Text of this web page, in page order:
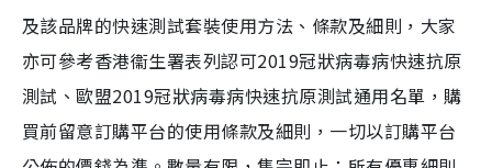
及該品牌的快速測試套裝使用方法、條款及細則，大家
亦可參考香港衞生署表列認可2019冠狀病毒病快速抗原
測試、歐盟2019冠狀病毒病快速抗原測試通用名單，購
買前留意訂購平台的使用條款及細則，一切以訂購平台